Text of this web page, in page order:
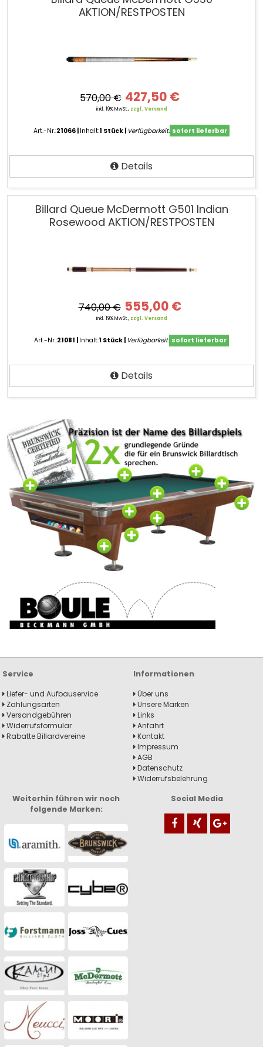
AKTION/RESTPOSTEN
570,00 € 427,50 €
inkl. 19% MwSt., zzgl. Versand
Art.-Nr.:21066 Inhalt:1 Stück Verfügbarkeit: sofort lieferbar
Details
Billard Queue McDermott G501 Indian
Rosewood AKTION/RESTPOSTEN
740,00 € 555,00 €
inkl. 19% MwSt., zzgl. Versand
Art.-Nr.:21081 Inhalt:1 Stück Verfügbarkeit: sofort lieferbar
Details
Service
Liefer- und Aufbauservice
Zahlungsarten
Versandgebühren
Widerrufsformular
Rabatte Billardvereine
Informationen
Über uns
Unsere Marken
Links
Anfahrt
Kontakt
Impressum
AGB
Datenschutz
Widerrufsbelehrung
Weiterhin führen wir noch
folgende Marken:
Social Media